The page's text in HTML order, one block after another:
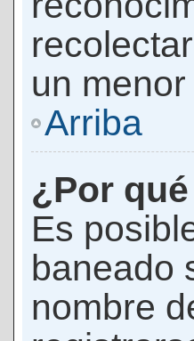
un
Arriba
¿Por
Es
baneado
nombre